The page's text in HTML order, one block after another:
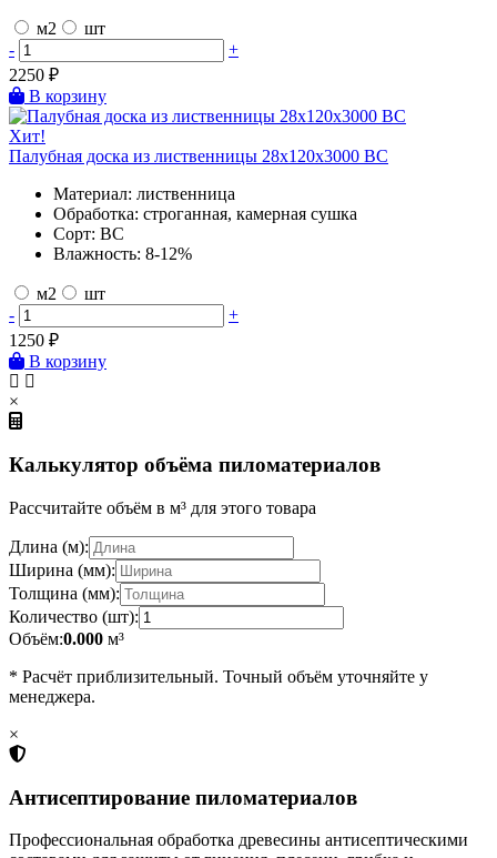
м2
шт
-
+
2250 ₽
В корзину
Хит!
Палубная доска из лиственницы 28х120х3000 BC
Материал: лиственница
Обработка: строганная, камерная сушка
Сорт: BC
Влажность: 8-12%
м2
шт
-
+
1250 ₽
В корзину
×
Калькулятор объёма пиломатериалов
Рассчитайте объём в м³ для этого товара
Длина (м):
Ширина (мм):
Толщина (мм):
Количество (шт):
Объём:0.000 м³
* Расчёт приблизительный. Точный объём уточняйте у
менеджера.
×
Антисептирование пиломатериалов
Профессиональная обработка древесины антисептическими